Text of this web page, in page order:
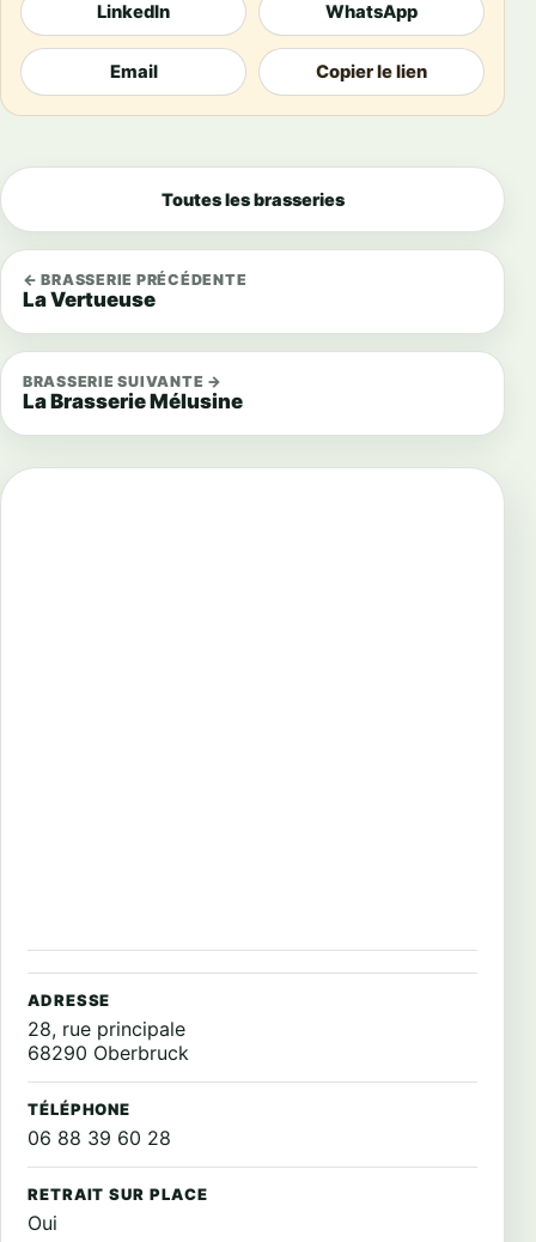
LinkedIn WhatsApp
Email Copier le lien
← BRASSERIE PRÉCÉDENTE
La Vertueuse
Toutes les brasseries
BRASSERIE SUIVANTE →
La Brasserie Mélusine
ADRESSE
28, rue principale
68290 Oberbruck
TÉLÉPHONE
06 88 39 60 28
RETRAIT SUR PLACE
Oui